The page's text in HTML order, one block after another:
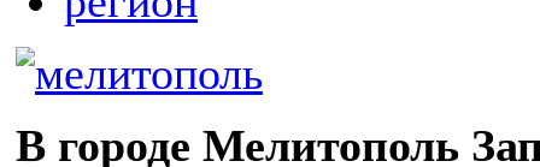
В городе Мелитополь